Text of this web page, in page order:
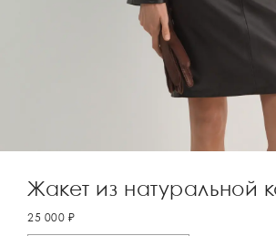
Жакет из натуральной
25 000 ₽